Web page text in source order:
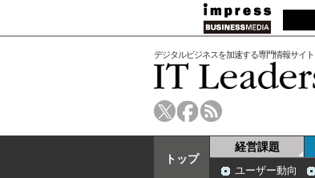
デジタルビジネスを加速する専門情報サイト
トップ
経営課題
ユーザー動向